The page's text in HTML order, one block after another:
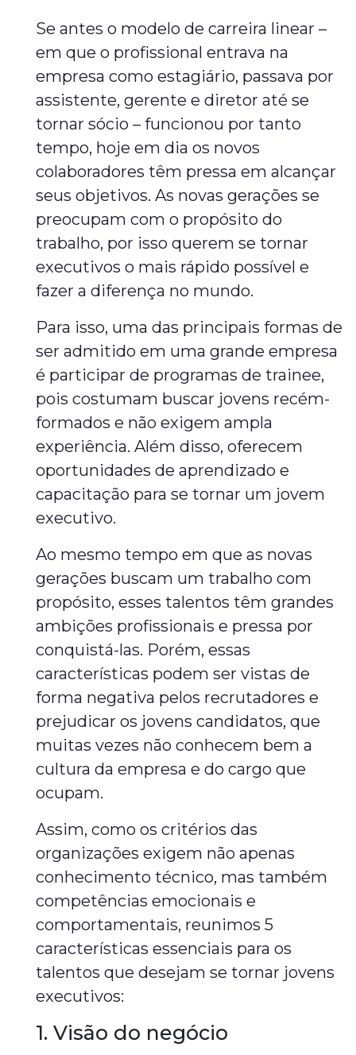
Se antes o modelo de carreira linear –
em que o profissional entrava na
empresa como estagiário, passava por
assistente, gerente e diretor até se
tornar sócio – funcionou por tanto
tempo, hoje em dia os novos
colaboradores têm pressa em alcançar
seus objetivos. As novas gerações se
preocupam com o propósito do
trabalho, por isso querem se tornar
executivos o mais rápido possível e
fazer a diferença no mundo.
Para isso, uma das principais formas de
ser admitido em uma grande empresa
é participar de programas de trainee,
pois costumam buscar jovens recém-
formados e não exigem ampla
experiência. Além disso, oferecem
oportunidades de aprendizado e
capacitação para se tornar um jovem
executivo.
Ao mesmo tempo em que as novas
gerações buscam um trabalho com
propósito, esses talentos têm grandes
ambições profissionais e pressa por
conquistá-las. Porém, essas
características podem ser vistas de
forma negativa pelos recrutadores e
prejudicar os jovens candidatos, que
muitas vezes não conhecem bem a
cultura da empresa e do cargo que
ocupam.
Assim, como os critérios das
organizações exigem não apenas
conhecimento técnico, mas também
competências emocionais e
comportamentais, reunimos 5
características essenciais para os
talentos que desejam se tornar jovens
executivos:
1. Visão do negócio